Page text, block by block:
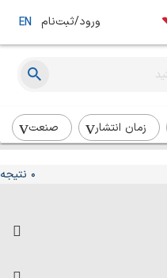
ورود/ثبت‌نام EN
زمان انتشار
صنعت
0 نتیجه